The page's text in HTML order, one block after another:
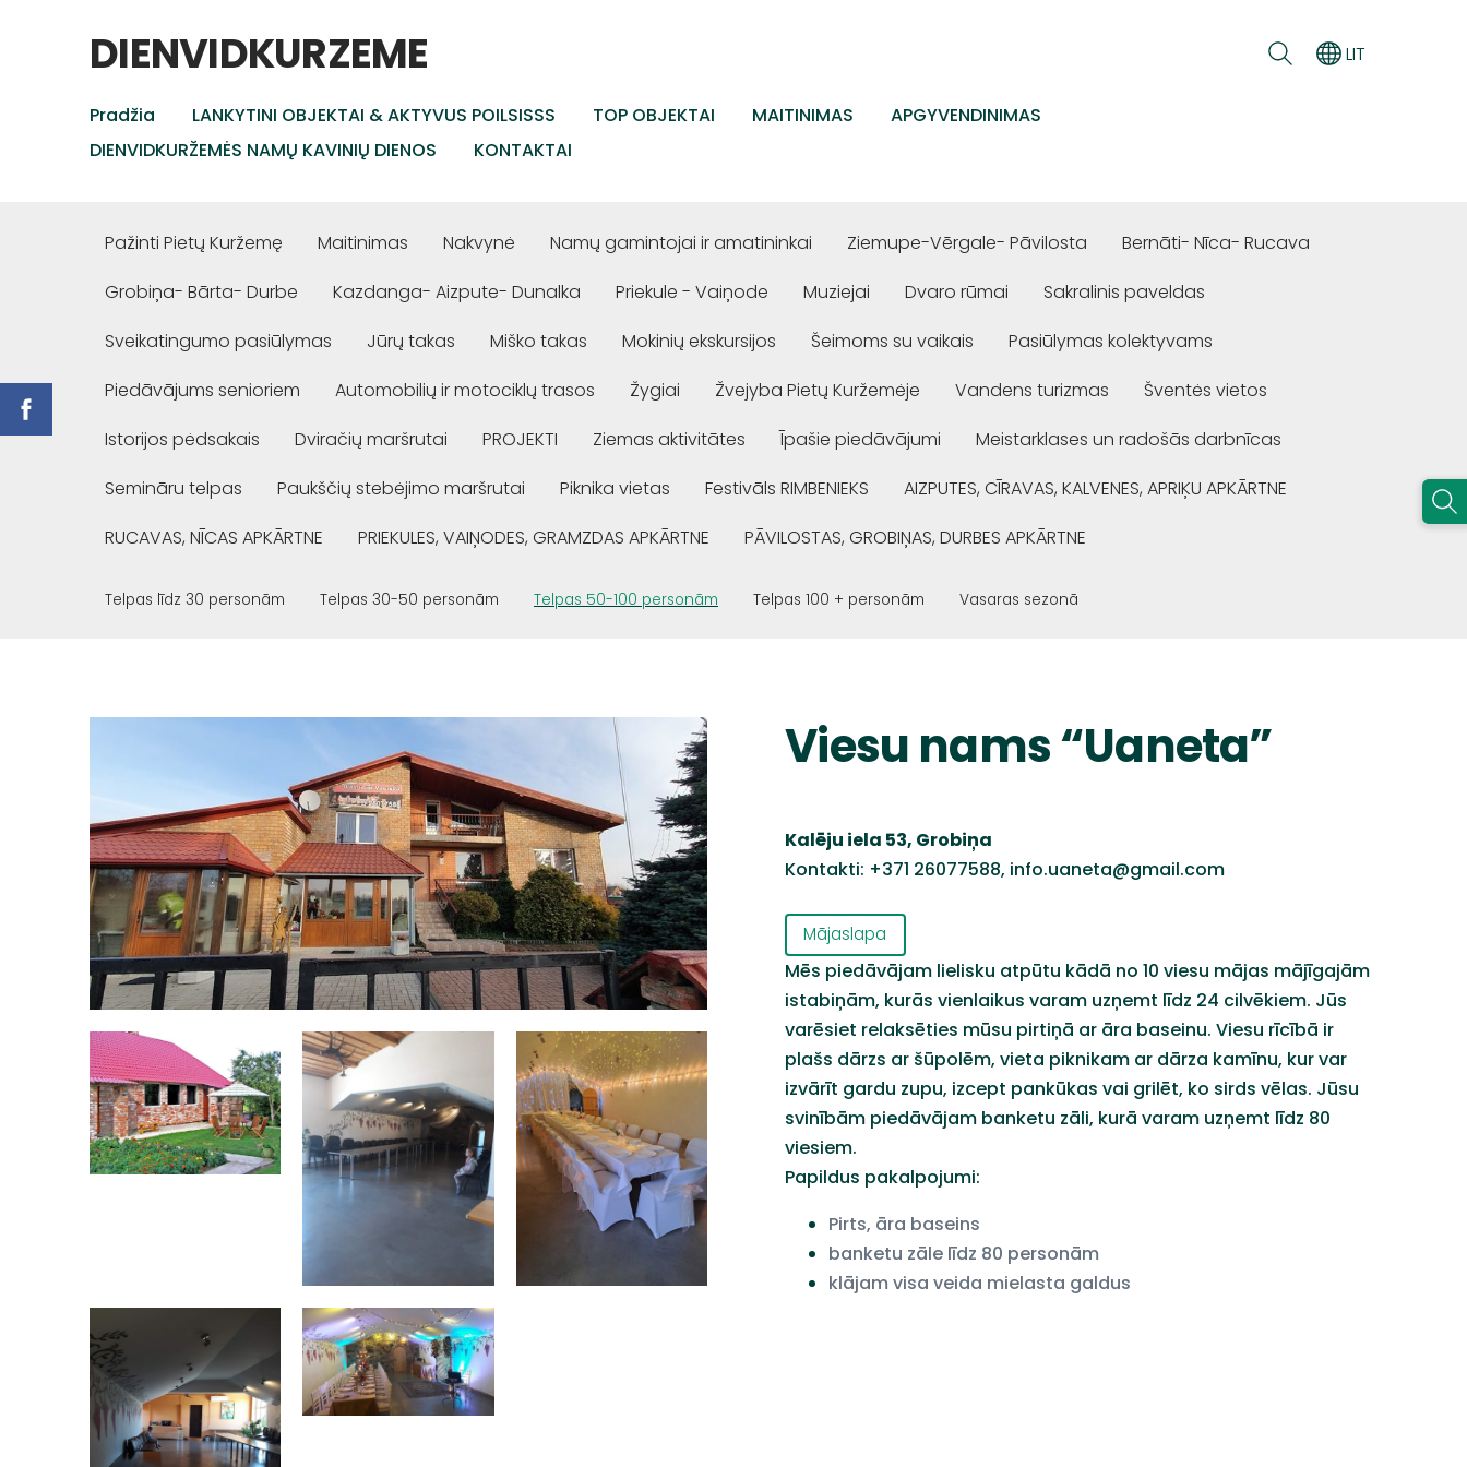
DIENVIDKURZEME
Pradžia LANKYTINI OBJEKTAI & AKTYVUS POILSISSS TOP OBJEKTAI MAITINIMAS
APGYVENDINIMAS
DIENVIDKURŽEMĖS NAMŲ KAVINIŲ DIENOS
KONTAKTAI
LIT
Pažinti Pietų Kuržemę Maitinimas Nakvynė Namų gamintojai ir amatininkai Ziemupe-Vērgale- Pāvilosta
Bernāti- Nīca- Rucava
Grobiņa- Bārta- Durbe
Kazdanga- Aizpute- Dunalka Priekule - Vaiņode Muziejai Dvaro rūmai
Sakralinis paveldas
Sveikatingumo pasiūlymas
Jūrų takas Miško takas Mokinių ekskursijos Šeimoms su vaikais
Pasiūlymas kolektyvams
Piedāvājums senioriem
Automobilių ir motociklų trasos Žygiai Žvejyba Pietų Kuržemėje Vandens turizmas
Šventės vietos
Istorijos pėdsakais
Dviračių maršrutai PROJEKTI Ziemas aktivitātes Īpašie piedāvājumi
Meistarklases un radošās darbnīcas
Semināru telpas
Paukščių stebėjimo maršrutai Piknika vietas Festivāls RIMBENIEKS
AIZPUTES, CĪRAVAS, KALVENES, APRIĶU APKĀRTNE
RUCAVAS, NĪCAS APKĀRTNE
PRIEKULES, VAIŅODES, GRAMZDAS APKĀRTNE PĀVILOSTAS, GROBIŅAS, DURBES APKĀRTNE
Telpas līdz 30 personām Telpas 30-50 personām Telpas 50-100 personām Telpas 100 + personām Vasaras sezonā
Viesu nams “Uaneta”
Kalēju iela 53, Grobiņa
Kontakti: +371 26077588, info.uaneta@gmail.com
Mājaslapa
Mēs piedāvājam lielisku atpūtu kādā no 10 viesu mājas mājīgajām
istabiņām, kurās vienlaikus varam uzņemt līdz 24 cilvēkiem. Jūs
varēsiet relaksēties mūsu pirtiņā ar āra baseinu. Viesu rīcībā ir
plašs dārzs ar šūpolēm, vieta piknikam ar dārza kamīnu, kur var
izvārīt gardu zupu, izcept pankūkas vai grilēt, ko sirds vēlas. Jūsu
svinībām piedāvājam banketu zāli, kurā varam uzņemt līdz 80
viesiem.
Papildus pakalpojumi:
Pirts, āra baseins
banketu zāle līdz 80 personām
klājam visaveida mielasta galdus